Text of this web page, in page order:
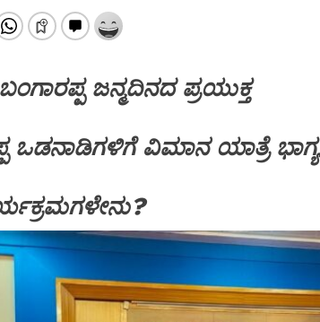
ಜನ್ಮದಿನದ ಪ್ರಯುಕ್ತ
ಒಡನಾಡಿಗಳಿಗೆ ವಿಮಾನ ಯಾತ್ರೆ ಭಾಗ್ಯ
SPECIAL NEWS